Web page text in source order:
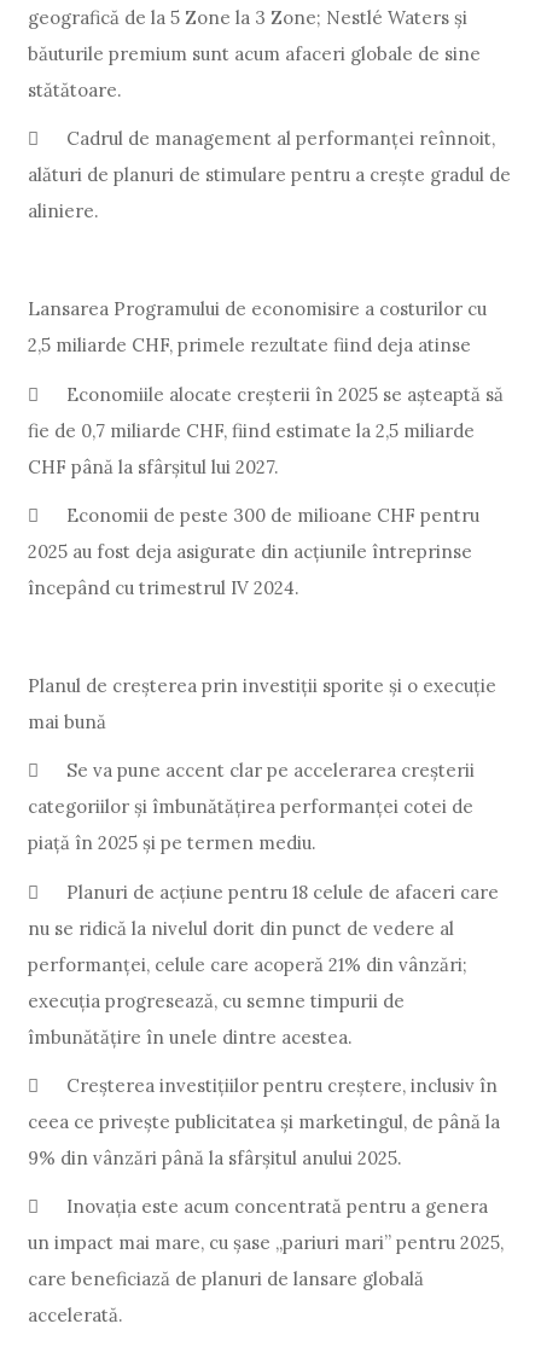
geografică de la 5 Zone la 3 Zone; Nestlé Waters și
băuturile premium sunt acum afaceri globale de sine
stătătoare.

Cadrul de management al performanței reînnoit,
alături de planuri de stimulare pentru a crește gradul de
aliniere.
Lansarea Programului de economisire a costurilor cu
2,5 miliarde CHF, primele rezultate fiind deja atinse

Economiile alocate creșterii în 2025 se așteaptă să
fie de 0,7 miliarde CHF, fiind estimate la 2,5 miliarde
CHF până la sfârșitul lui 2027.

Economii de peste 300 de milioane CHF pentru
2025 au fost deja asigurate din acțiunile întreprinse
începând cu trimestrul IV 2024.
Planul de creșterea prin investiții sporite și o execuție
mai bună

Se va pune accent clar pe accelerarea creșterii
categoriilor și îmbunătățirea performanței cotei de
piață în 2025 și pe termen mediu.

Planuri de acțiune pentru 18 celule de afaceri care
nu se ridică la nivelul dorit din punct de vedere al
performanței, celule care acoperă 21% din vânzări;
execuția progresează, cu semne timpurii de
îmbunătățire în unele dintre acestea.

Creșterea investițiilor pentru creștere, inclusiv în
ceea ce privește publicitatea și marketingul, de până la
9% din vânzări până la sfârșitul anului 2025.

Inovația este acum concentrată pentru a genera
un impact mai mare, cu șase „pariuri mari” pentru 2025,
care beneficiază de planuri de lansare globală
accelerată.